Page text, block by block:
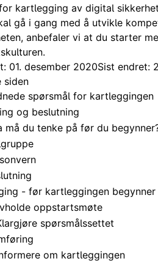
kartlegging av digital
gå i gang med å utvikle
anbefaler vi at du starter
01. desember 2020Sist endret:
siden
spørsmål for kartleggingen
og beslutning
må du tenke på før du
- før kartleggingen begynner
oppstartsmøte
spørsmålssettet
om kartleggingen